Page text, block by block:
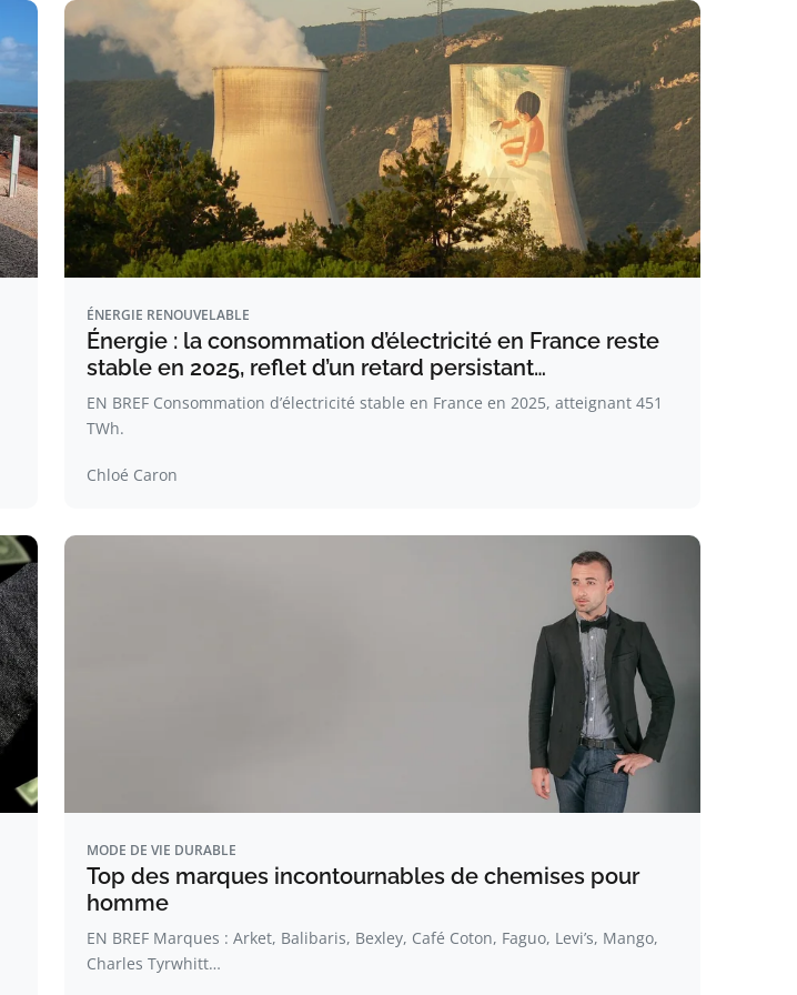
ÉNERGIE RENOUVELABLE
Énergie : la consommation d’électricité en France reste
stable en 2025, reflet d’un retard persistant…
EN BREF Consommation d’électricité stable en France en 2025, atteignant 451
TWh.
Chloé Caron
MODE DE VIE DURABLE
Top des marques incontournables de chemises pour
homme
EN BREF Marques : Arket, Balibaris, Bexley, Café Coton, Faguo, Levi’s, Mango,
Charles Tyrwhitt…